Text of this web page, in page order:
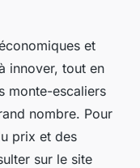
et
innover, tout en
monte-escaliers
nombre. Pour
prix et des
sur le site